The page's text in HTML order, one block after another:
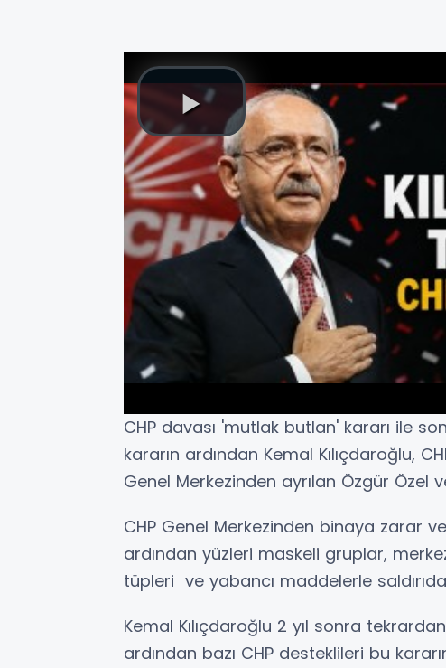
CHP davası 'mutlak butlan' kararı ile
kararın ardından Kemal Kılıçdaroğlu,
Genel Merkezinden ayrılan Özgür Özel
CHP Genel Merkezinden binaya zarar
ardından yüzleri maskeli gruplar,
tüpleri ve yabancı maddelerle
Kemal Kılıçdaroğlu 2 yıl sonra
ardından bazı CHP desteklileri bu